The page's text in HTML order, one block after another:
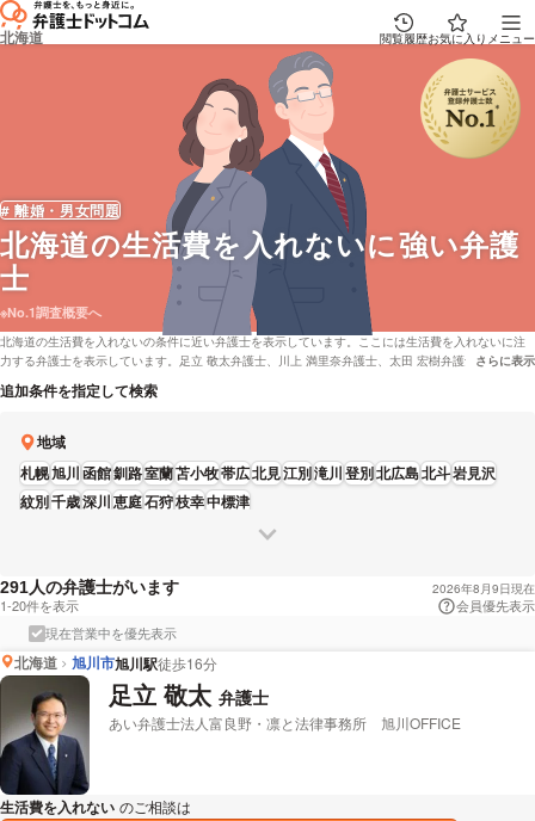
北海道 閲覧履歴お気に入り メニュー
# 離婚・男女問題
北海道の生活費を入れないに強い弁護
士
※No.1調査概要へ
北海道の生活費を入れないの条件に近い弁護士を表示しています。ここには生活費を入れないに注
力する弁護士を表示しています。足立 敬太弁護士、川上 満里奈弁護士、太田 宏樹弁護士、今野 佑
一郎弁護士、尾崎 祐一弁護士などの電話・メールの問合せ情報から、口コミや評判・土日祝日の休
日法律相談や無料相談の可否など、充実した専門情報で心強い弁護士をお探しください。
説明文の
さらに表示
追加条件を指定して検索
地域
札幌旭川函館釧路室蘭苫小牧帯広北見江別滝川登別北広島北斗岩見沢
紋別千歳深川恵庭石狩枝幸中標津
291人の弁護士がいます 2026年8月9日現在
1-20件を表示
会員優先表示
現在営業中を優先表示
北海道 旭川市旭川駅徒歩16分
足立 敬太 弁護士
あい弁護士法人富良野・凛と法律事務所 旭川OFFICE
生活費を入れない のご相談は